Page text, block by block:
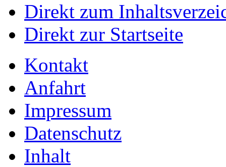
Direkt zum
Direkt zur Startseite
Kontakt
Anfahrt
Impressum
Datenschutz
Inhalt